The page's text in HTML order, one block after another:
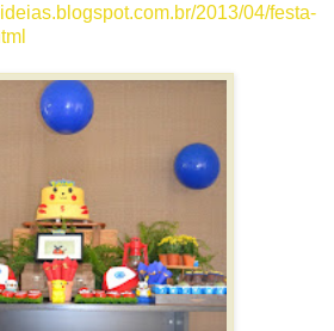
2013/04/festa-